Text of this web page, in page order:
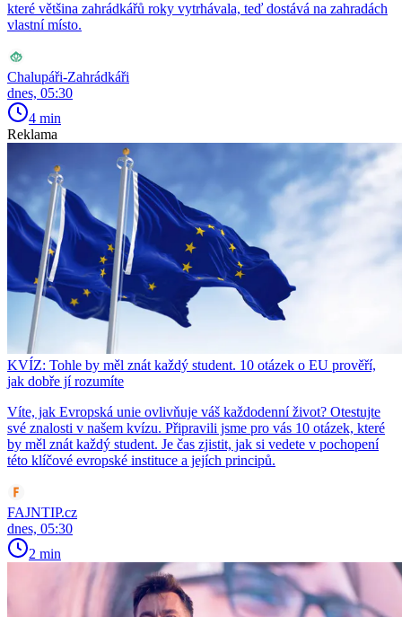
které většina zahrádkářů roky vytrhávala, teď dostává na zahradách
vlastní místo.
Chalupáři-Zahrádkáři
dnes, 05:30
4 min
Reklama
KVÍZ: Tohle by měl znát každý student. 10 otázek o EU prověří,
jak dobře jí rozumíte
Víte, jak Evropská unie ovlivňuje váš každodenní život? Otestujte
své znalosti v našem kvízu. Připravili jsme pro vás 10 otázek, které
by měl znát každý student. Je čas zjistit, jak si vedete v pochopení
této klíčové evropské instituce a jejích principů.
FAJNTIP.cz
dnes, 05:30
2 min